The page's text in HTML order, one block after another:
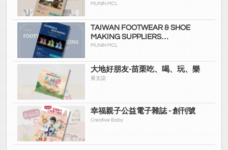
DIRECTORY（2021 No.2）
MUNIN MCL
TAIWAN FOOTWEAR & SHOE
MAKING SUPPLIERS
DIRECTORY（2021 No.1）
MUNIN MCL
大地好朋友-苗栗吃、喝、玩、樂
黃文詣
幸福親子公益電子雜誌 - 創刊號
Creative Baby